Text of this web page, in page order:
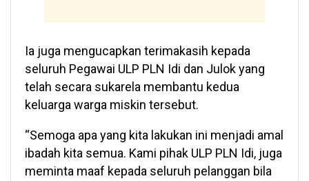
Ia juga mengucapkan terimakasih kepada
seluruh Pegawai ULP PLN Idi dan Julok yang
telah secara sukarela membantu kedua
keluarga warga miskin tersebut.
“Semoga apa yang kita lakukan ini menjadi amal
ibadah kita semua. Kami pihak ULP PLN Idi, juga
meminta maaf kepada seluruh pelanggan bila